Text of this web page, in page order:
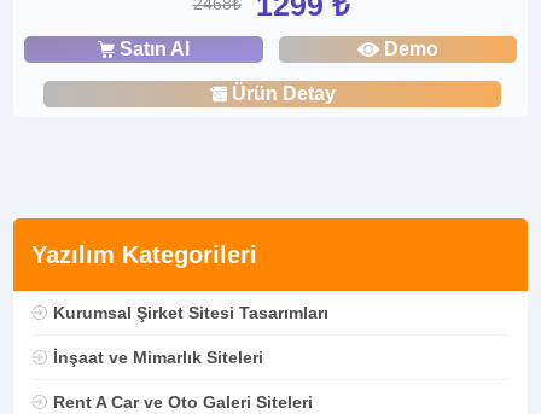
Yazılım Kategorileri
Kurumsal Şirket Sitesi Tasarımları
İnşaat ve Mimarlık Siteleri
Rent A Car ve Oto Galeri Siteleri
Satın Al Demo
Ürün Detay